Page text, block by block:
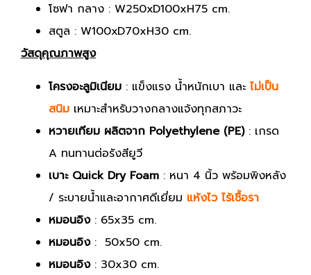
โซฟา กลาง : W250xD100xH75 cm.
สตูล : W100xD70xH30 cm.
วัสดุคุณภาพสูง
โครงอะลูมิเนียม : แข็งแรง น้ำหนักเบา และ ไม่เป็น
สนิม เหมาะสำหรับวางกลางแจ้งทุกสภาวะ
หวายเทียม ผลิตจาก Polyethylene (PE): เกรด
A ทนทานต่อรังสียูวี
เบาะ Quick Dry Foam : หนา 4 นิ้ว พร้อมพิงหลัง
/ ระบายน้ำและอากาศดีเยี่ยม แห้งไว ไร้เชื้อรา
หมอนอิง: 65x35 cm.
หมอนอิง: 50x50 cm.
หมอนอิง: 30x30 cm.